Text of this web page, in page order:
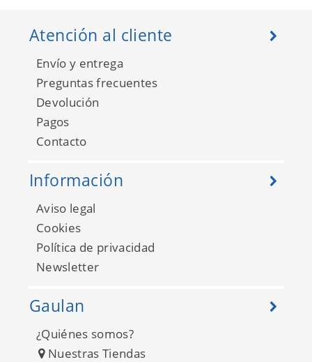
Jungle Fever JF2202
Atención al cliente
Envío y entrega
Preguntas frecuentes
Devolución
Pagos
Contacto
Información
Aviso legal
Cookies
Política de privacidad
Newsletter
Gaulan
¿Quiénes somos?
Nuestras Tiendas